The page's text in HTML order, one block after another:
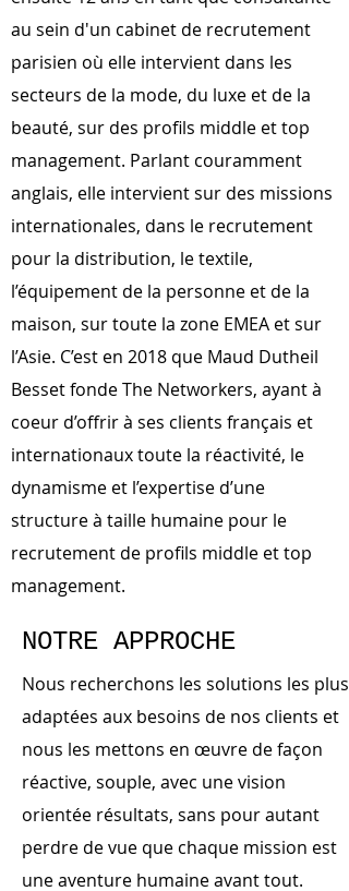
au sein d'un cabinet de recrutement
parisien où elle intervient dans les
secteurs de la mode, du luxe et de la
beauté, sur des profils middle et top
management. Parlant couramment
anglais, elle intervient sur des missions
internationales, dans le recrutement
pour la distribution, le textile,
l’équipement de la personne et de la
maison, sur toute la zone EMEA et sur
l’Asie. C’est en 2018 que Maud Dutheil
Besset fonde The Networkers, ayant à
coeur d’offrir à ses clients français et
internationaux toute la réactivité, le
dynamisme et l’expertise d’une
structure à taille humaine pour le
recrutement de profils middle et top
management.
NOTRE APPROCHE
Nous recherchons les solutions les plus
adaptées aux besoins de nos clients et
nous les mettons en œuvre de façon
réactive, souple, avec une vision
orientée résultats, sans pour autant
perdre de vue que chaque mission est
une aventure humaine avant tout.